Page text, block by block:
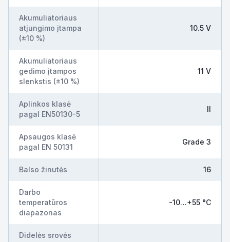
Akumuliatoriaus
atjungimo įtampa
(±10 %)
10.5 V
Akumuliatoriaus
gedimo įtampos
slenkstis (±10 %)
11 V
Aplinkos klasė
pagal EN50130-5
II
Apsaugos klasė
pagal EN 50131
Grade 3
Balso žinutės 16
Darbo
temperatūros
diapazonas
-10…+55 °C
Didelės srovės